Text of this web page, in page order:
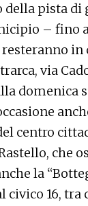
pista di
– fino
in
via
domenica
centro
che
la
civico 16,